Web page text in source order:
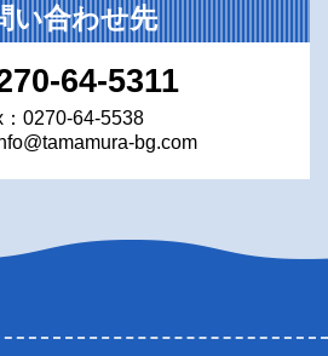
い合わせ先
64-5311
：0270-64-5538
bg.com